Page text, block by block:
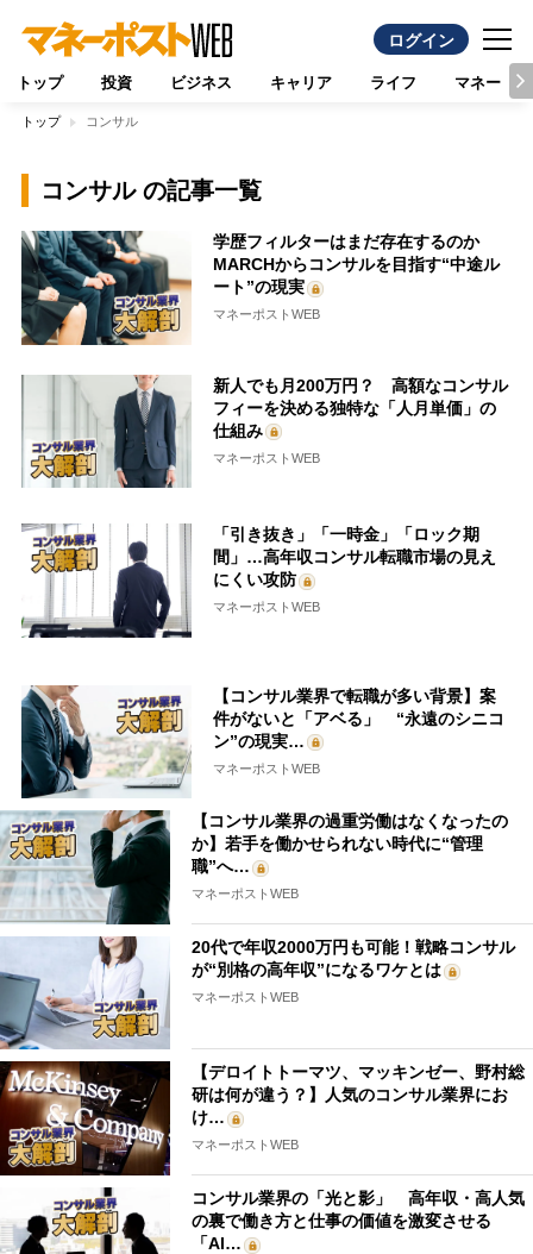
ログイン
トップ 投資 ビジネス キャリア ライフ マネー
トップ コンサル
コンサル の記事一覧
学歴フィルターはまだ存在するのか
MARCHからコンサルを目指す“中途ル
ート”の現実
マネーポストWEB
新人でも月200万円？ 高額なコンサル
フィーを決める独特な「人月単価」の
仕組み
マネーポストWEB
「引き抜き」「一時金」「ロック期
間」…高年収コンサル転職市場の見え
にくい攻防
マネーポストWEB
【コンサル業界で転職が多い背景】案
件がないと「アベる」 “永遠のシニコ
ン”の現実…
マネーポストWEB
【コンサル業界の過重労働はなくなったの
か】若手を働かせられない時代に“管理
職”へ…
マネーポストWEB
20代で年収2000万円も可能！戦略コンサル
が“別格の高年収”になるワケとは
マネーポストWEB
【デロイトトーマツ、マッキンゼー、野村総
研は何が違う？】人気のコンサル業界にお
け…
マネーポストWEB
コンサル業界の「光と影」 高年収・高人気
の裏で働き方と仕事の価値を激変させる
「AI…